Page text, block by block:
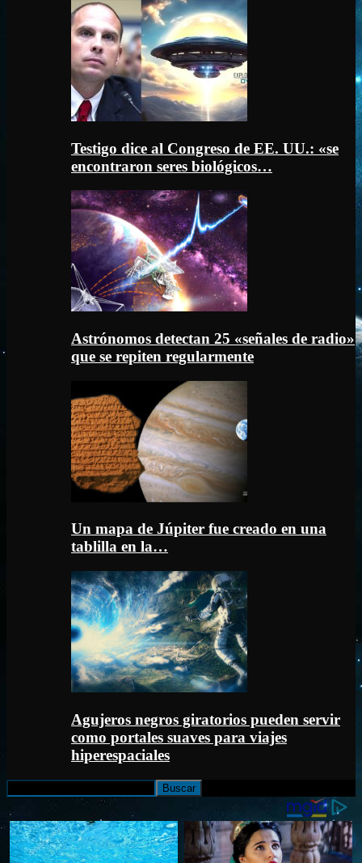
Testigo dice al Congreso de EE. UU.: «se
encontraron seres biológicos…
Astrónomos detectan 25 «señales de radio»
que se repiten regularmente
Un mapa de Júpiter fue creado en una
tablilla en la…
Agujeros negros giratorios pueden servir
como portales suaves para viajes
hiperespaciales